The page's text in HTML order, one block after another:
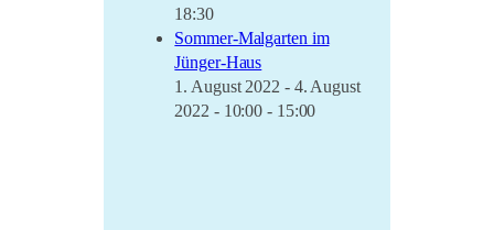
18:30
Sommer-Malgarten im
Jünger-Haus
1. August 2022 - 4. August
2022 - 10:00 - 15:00